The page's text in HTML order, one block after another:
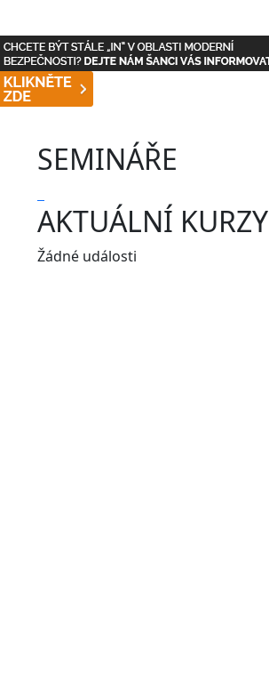
SEMINÁŘE
AKTUÁLNÍ KURZY
Žádné události